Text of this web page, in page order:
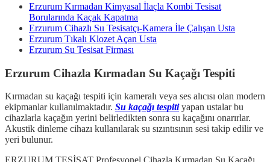
Erzurum Kırmadan Kimyasal İlaçla Kombi Tesisat
Borularında Kaçak Kapatma
Erzurum Cihazlı Su Tesisatçı-Kamera İle Çalışan Usta
Erzurum Tıkalı Klozet Açan Usta
Erzurum Su Tesisat Firması
Erzurum Cihazla Kırmadan Su Kaçağı Tespiti
Kırmadan su kaçağı tespiti için kameralı veya ses alıcısı olan modern
ekipmanlar kullanılmaktadır. Su kaçağı tespitiyapan ustalar bu
cihazlarla kaçağın yerini belirledikten sonra su kaçağını onarırlar.
Akustik dinleme cihazı kullanılarak su sızıntısının sesi takip edilir ve
yeri bulunur.